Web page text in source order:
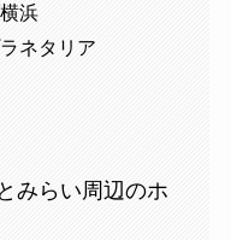
浜
ネタリア
みらい周辺のホ